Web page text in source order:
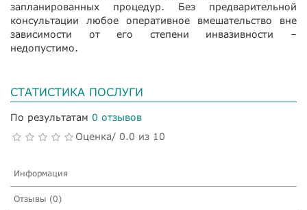
запланированных процедур. Без предварительной
консультации любое оперативное вмешательство вне
зависимости от его степени инвазивности –
недопустимо.
СТАТИСТИКА ПОСЛУГИ
По результатам 0 отзывов
Оценка/ 0.0 из 10
Информация
Отзывы (0)